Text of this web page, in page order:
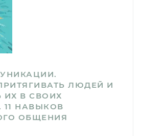
ЛЮДЕЙ И
ИХ В СВОИХ
НАВЫКОВ
ОБЩЕНИЯ